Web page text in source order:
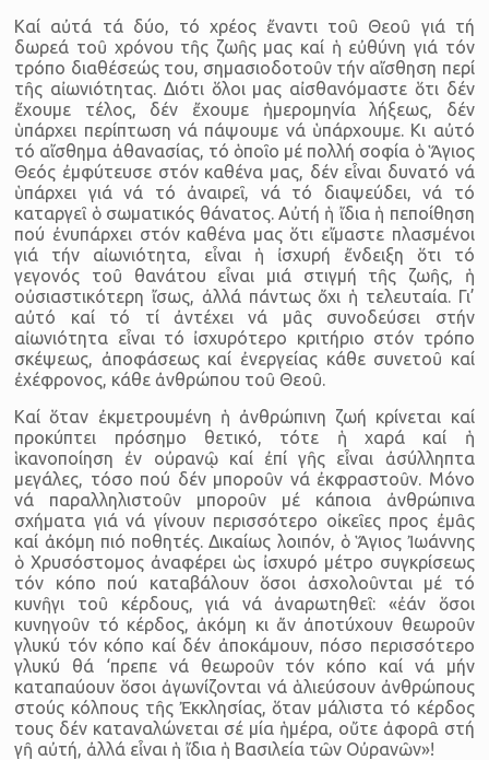
Καί αὐτά τά δύο, τό χρέος ἔναντι τοῦ Θεοῦ γιά τή
δωρεά τοῦ χρόνου τῆς ζωῆς μας καί ἡ εὐθύνη γιά τόν
τρόπο διαθέσεώς του, ση­μασιοδοτοῦν τήν αἴσθηση περί
τῆς αἰωνιότητας. Διότι ὅλοι μας αἰ­σθανόμαστε ὅτι δέν
ἔχουμε τέλος, δέν ἔχουμε ἡμερομηνία λήξεως, δέν
ὑπάρχει περίπτωση νά πάψουμε νά ὑπάρχουμε. Κι αὐτό
τό αἴ­σθημα ἀθανασίας, τό ὁποῖο μέ πολλή σοφία ὁ Ἅγιος
Θεός ἐμφύτευ­σε στόν καθένα μας, δέν εἶναι δυνατό νά
ὑπάρχει γιά νά τό ἀναιρεῖ, νά τό διαψεύδει, νά τό
καταργεῖ ὁ σωματικός θάνατος. Αὐτή ἡ ἴδια ἡ πεποίθηση
πού ἐνυπάρχει στόν καθένα μας ὅτι εἴμαστε πλασμένοι
γιά τήν αἰωνιότητα, εἶναι ἡ ἰσχυρή ἔνδειξη ὅτι τό
γεγονός τοῦ θανά­του εἶναι μιά στιγμή τῆς ζωῆς, ἡ
οὐσιαστικότερη ἴσως, ἀλλά πάντως ὄχι ἡ τελευταία. Γι’
αὐτό καί τό τί ἀντέχει νά μᾶς συνοδεύσει στήν
αἰωνιότητα εἶναι τό ἰσχυρότερο κριτήριο στόν τρόπο
σκέψεως, ἀπο­φάσεως καί ἐνεργείας κάθε συνετοῦ καί
ἐχέφρονος, κάθε ἀνθρώπου τοῦ Θεοῦ.
Καί ὅταν ἐκμετρουμένη ἡ ἀνθρώπινη ζωή κρίνεται καί
προκύ­πτει πρόσημο θετικό, τότε ἡ χαρά καί ἡ
ἱκανοποίηση ἐν οὐρανῷ καί ἐπί γῆς εἶναι ἀσύλληπτα
μεγάλες, τόσο πού δέν μποροῦν νά ἐκφρα­στοῦν. Μόνο
νά παραλληλιστοῦν μποροῦν μέ κάποια ἀνθρώπινα
σχήματα γιά νά γίνουν περισσότερο οἰκεῖες προς ἐμᾶς
καί ἀκόμη πιό ποθητές. Δικαίως λοιπόν, ὁ Ἅγιος Ἰωάννης
ὁ Χρυσόστομος ἀνα­φέρει ὡς ἰσχυρό μέτρο συγκρίσεως
τόν κόπο πού καταβάλουν ὅσοι ἀσχολοῦνται μέ τό
κυνῆγι τοῦ κέρδους, γιά νά ἀναρωτηθεῖ: «ἐάν ὅ­σοι
κυνηγοῦν τό κέρδος, ἀκόμη κι ἄν ἀποτύχουν θεωροῦν
γλυκύ τόν κόπο καί δέν ἀποκάμουν, πόσο περισσότερο
γλυκύ θά ‘πρεπε νά θε­ωροῦν τόν κόπο καί νά μήν
καταπαύουν ὅσοι ἀγωνίζονται νά ἁλιεύ­σουν ἀνθρώπους
στούς κόλπους τῆς Ἐκκλησίας, ὅταν μάλιστα τό κέρδος
τους δέν καταναλώνεται σέ μία ἡμέρα, οὔτε ἀφορᾶ στή
γῆ αὐτή, ἀλλά εἶναι ἡ ἴδια ἡ Βασιλεία τῶν Οὐρανῶν»!